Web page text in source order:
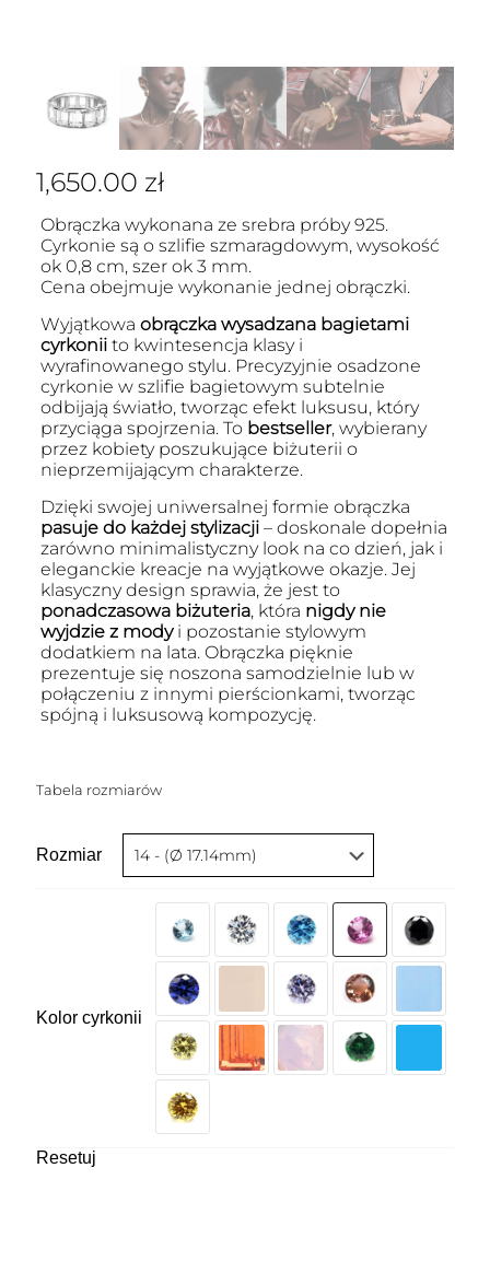
1,650.00 zł
Obrączka wykonana ze srebra próby 925.
Cyrkonie są o szlifie szmaragdowym, wysokość
ok 0,8 cm, szer ok 3 mm.
Cena obejmuje wykonanie jednej obrączki.
Wyjątkowa obrączka wysadzana bagietami
cyrkoniito kwintesencja klasy i
wyrafinowanego stylu. Precyzyjnie osadzone
cyrkonie w szlifie bagietowym subtelnie
odbijają światło, tworząc efekt luksusu, który
przyciąga spojrzenia. To bestseller, wybierany
przez kobiety poszukujące biżuterii o
nieprzemijającym charakterze.
Dzięki swojej uniwersalnej formie obrączka
pasuje do każdej stylizacji– doskonale dopełnia
zarówno minimalistyczny look na co dzień, jak i
eleganckie kreacje na wyjątkowe okazje. Jej
klasyczny design sprawia, że jest to
ponadczasowa biżuteria, która nigdy nie
wyjdzie z modyi pozostanie stylowym
dodatkiem na lata. Obrączka pięknie
prezentuje się noszona samodzielnie lub w
połączeniu z innymi pierścionkami, tworząc
spójną i luksusową kompozycję.
Tabela rozmiarów
Rozmiar
Kolor cyrkonii
Resetuj